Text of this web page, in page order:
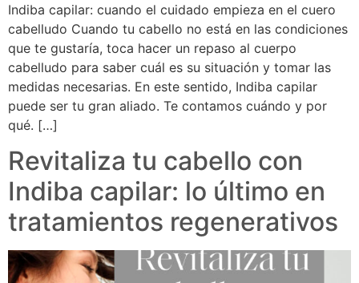
Indiba capilar: cuando el cuidado empieza en el cuero
cabelludo Cuando tu cabello no está en las condiciones
que te gustaría, toca hacer un repaso al cuerpo
cabelludo para saber cuál es su situación y tomar las
medidas necesarias. En este sentido, Indiba capilar
puede ser tu gran aliado. Te contamos cuándo y por
qué. […]
Revitaliza tu cabello con
Indiba capilar: lo último en
tratamientos regenerativos